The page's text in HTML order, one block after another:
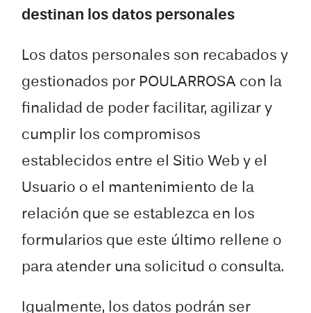
destinan los datos personales
Los datos personales son recabados y
gestionados por POULARROSA con la
finalidad de poder facilitar, agilizar y
cumplir los compromisos
establecidos entre el Sitio Web y el
Usuario o el mantenimiento de la
relación que se establezca en los
formularios que este último rellene o
para atender una solicitud o consulta.
Igualmente, los datos podrán ser